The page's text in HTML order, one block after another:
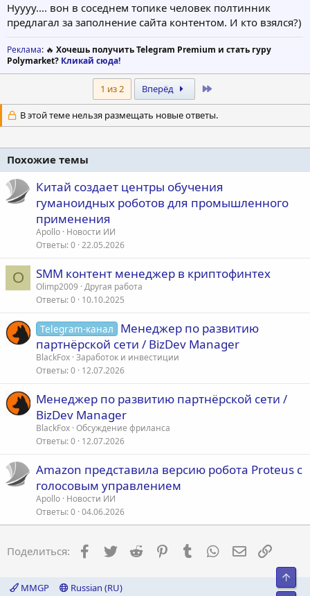
Нуууу.... вон в соседнем топике человек полтинник
предлагал за заполнение сайта контентом. И кто взялся?)
Реклама: 🔥 Хочешь получить Telegram Premium и стать гуру
Polymarket? Кликай сюда!
1 из 2 Вперёд
В этой теме нельзя размещать новые ответы.
Похожие темы
Китай создает центры обучения
гуманоидных роботов для промышленного
применения
Apollo Новости ИИ
Ответы 0 22.05.2026
O SMM контент менеджер в криптофинтех
Olimp2009 Другая работа
Ответы 0 10.10.2025
Telegram-канал
Менеджер по развитию
партнёрской сети / BizDev Manager
BlackFox Заработок и инвестиции
Ответы 0 12.07.2026
Менеджер по развитию партнёрской сети /
BizDev Manager
BlackFox Обсуждение фриланса
Ответы 0 12.07.2026
Amazon представила версию робота Proteus с
голосовым управлением
Apollo Новости ИИ
Ответы 0 04.06.2026
Поделиться: Facebook
Twitter Reddit PinterestTumblr WhatsApp
MMGP Russian (RU)